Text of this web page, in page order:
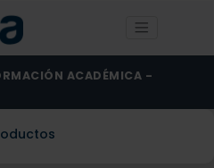
ACADÉMICA -